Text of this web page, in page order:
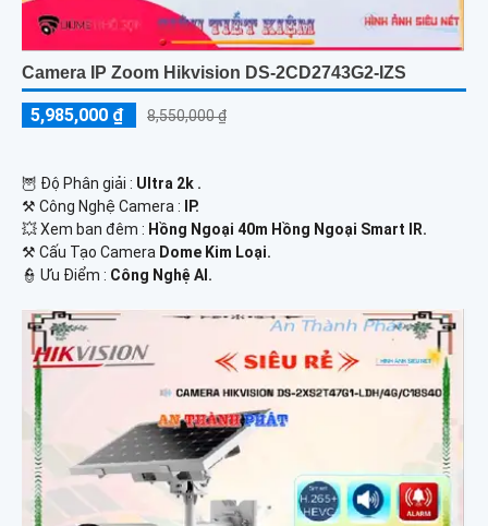
Camera IP Zoom Hikvision DS-2CD2743G2-IZS
5,985,000 ₫ 8,550,000 ₫
🦉 Độ Phân giải : Ultra 2k .
⚒ Công Nghệ Camera :
IP.
💥 Xem ban đêm : Hồng Ngoại 40m Hồng Ngoại Smart IR.
⚒ Cấu Tạo Camera Dome Kim Loại.
️👮 Ưu Điểm : Công Nghệ AI.